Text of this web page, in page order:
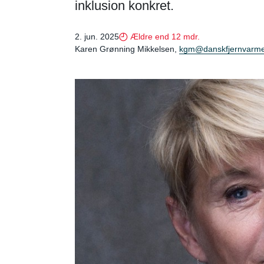
inklusion konkret.
2. jun. 2025
Ældre end 12 mdr.
Karen Grønning Mikkelsen,